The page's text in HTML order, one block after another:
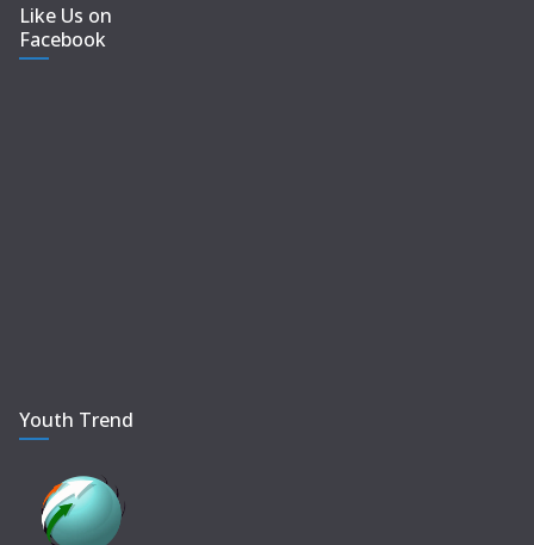
Like Us on
Facebook
Youth Trend